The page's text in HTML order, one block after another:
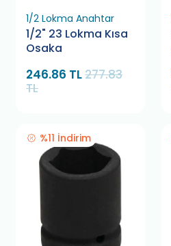
1/2 Lokma Anahtar
1/2" 23 Lokma Kısa
Osaka
246.86 TL277.83
TL
%11 İndirim